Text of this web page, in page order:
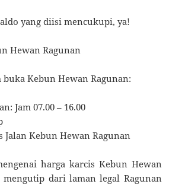
yang diisi mencukupi, ya!
Hewan Ragunan
Kebun Hewan Ragunan:
Jam 07.00 – 16.00
Jalan Kebun Hewan Ragunan
harga karcis Kebun Hewan
mengutip dari laman legal Ragunan